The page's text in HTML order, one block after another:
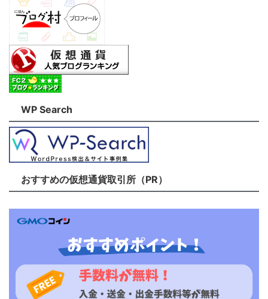
WP Search
おすすめの仮想通貨取引所（PR）